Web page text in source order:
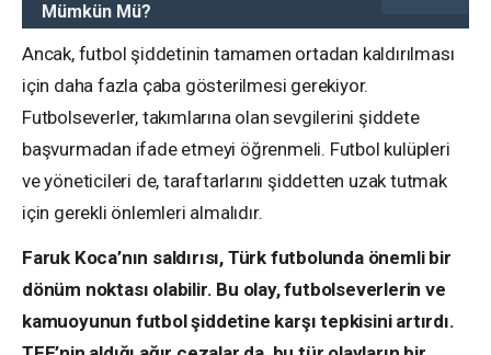
Mümkün Mü?
Ancak, futbol şiddetinin tamamen ortadan kaldırılması
için daha fazla çaba gösterilmesi gerekiyor.
Futbolseverler, takımlarına olan sevgilerini şiddete
başvurmadan ifade etmeyi öğrenmeli. Futbol kulüpleri
ve yöneticileri de, taraftarlarını şiddetten uzak tutmak
için gerekli önlemleri almalıdır.
Faruk Koca’nın saldırısı, Türk futbolunda önemli bir
dönüm noktası olabilir. Bu olay, futbolseverlerin ve
kamuoyunun futbol şiddetine karşı tepkisini artırdı.